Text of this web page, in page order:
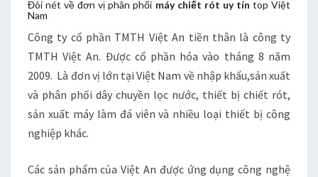
Đôi nét về đơn vị phân phối máy chiết rót uy tín top Việt
Nam
Công ty cổ phần TMTH Việt An tiền thân là công ty
TMTH Việt An. Được cổ phần hóa vào tháng 8 năm
2009. Là đơn vị lớn tại Việt Nam về nhập khẩu,sản xuất
và phân phối dây chuyền lọc nước, thiết bị chiết rót,
sản xuất máy làm đá viên và nhiều loại thiết bị công
nghiệp khác.
Các sản phẩm của Việt An được ứng dụng công nghệ